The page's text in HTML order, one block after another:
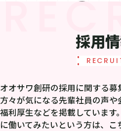
採用
オオサワ創研の採用に関する
方々が気になる先輩社員の声や
福利厚生などを掲載しています
に働いてみたいという方は、こ